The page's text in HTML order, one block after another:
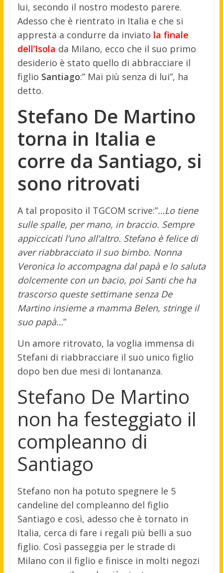
lui, secondo il nostro modesto parere.
Adesso che è rientrato in Italia e che si
appresta a condurre da inviato la finale
dell’Isola da Milano, ecco che il suo primo
desiderio è stato quello di abbracciare il
figlio Santiago:” Mai più senza di lui”, ha
detto.
Stefano De Martino
torna in Italia e
corre da Santiago, si
sono ritrovati
A tal proposito il TGCOM scrive:”…Lo tiene
sulle spalle, per mano, in braccio. Sempre
appiccicati l’uno all’altro. Stefano è felice di
aver riabbracciato il suo bimbo. Nonna
Veronica lo accompagna dal papà e lo saluta
dolcemente con un bacio, poi Santi che ha
trascorso queste settimane senza De
Martino insieme a mamma Belen, stringe il
suo papà…”
Un amore ritrovato, la voglia immensa di
Stefani di riabbracciare il suo unico figlio
dopo ben due mesi di lontananza.
Stefano De Martino
non ha festeggiato il
compleanno di
Santiago
Stefano non ha potuto spegnere le 5
candeline del compleanno del figlio
Santiago e così, adesso che è tornato in
Italia, cerca di fare i regali più belli a suo
figlio. Così passeggia per le strade di
Milano con il figlio e finisce in molti negozi